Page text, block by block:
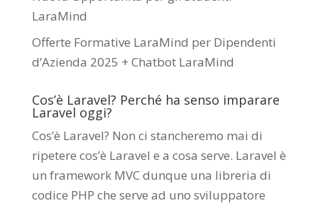
LaraMind
Offerte Formative LaraMind per Dipendenti
d’Azienda 2025 + Chatbot LaraMind
Cos’è Laravel? Perché ha senso imparare
Laravel oggi?
Cos’è Laravel? Non ci stancheremo mai di
ripetere cos’è Laravel e a cosa serve. Laravel è
un framework MVC dunque una libreria di
codice PHP che serve ad uno sviluppatore